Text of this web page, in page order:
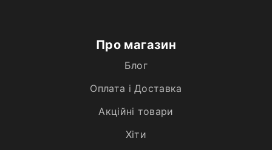
Про магазин
Блог
Оплата і Доставка
Акційні товари
Хiти